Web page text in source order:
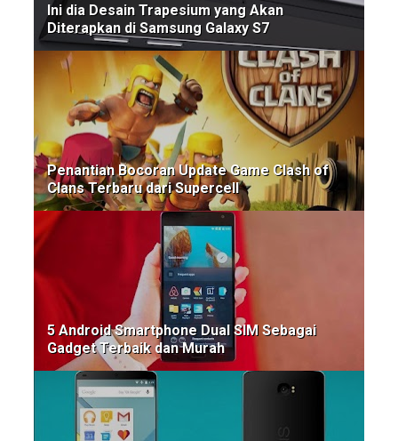
Ini dia Desain Trapesium yang Akan
Diterapkan di Samsung Galaxy S7
Penantian Bocoran Update Game Clash of
Clans Terbaru dari Supercell
5 Android Smartphone Dual SIM Sebagai
Gadget Terbaik dan Murah